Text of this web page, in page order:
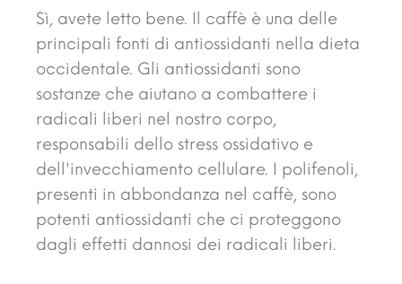
Sì, avete letto bene. Il caffè è una delle
principali fonti di antiossidanti nella dieta
occidentale. Gli antiossidanti sono
sostanze che aiutano a combattere i
radicali liberi nel nostro corpo,
responsabili dello stress ossidativo e
dell'invecchiamento cellulare. I polifenoli,
presenti in abbondanza nel caffè, sono
potenti antiossidanti che ci proteggono
dagli effetti dannosi dei radicali liberi.